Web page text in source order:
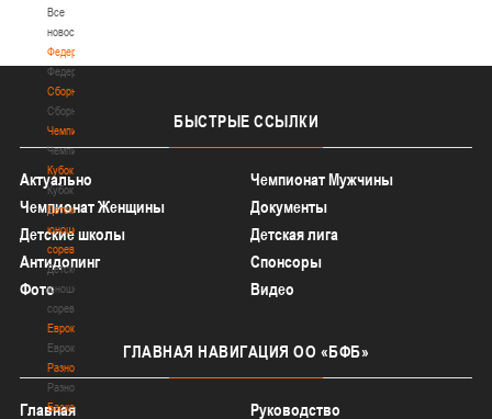
Все
новости
Федерация
Федерация
Сборные
Сборные
Чемпионат
Чемпионат
Кубок
Кубок
Детско-
юношеские
соревнования
Детско-
юношеские
соревнования
Еврокубки
Еврокубки
Разное
Разное
Баскетбол
БЫСТРЫЕ ССЫЛКИ
Актуально
Чемпионат Мужчины
Чемпионат Женщины
Документы
Детские школы
Детская лига
Антидопинг
Спонсоры
Фото
Видео
ГЛАВНАЯ НАВИГАЦИЯ ОО «БФБ»
Главная
Руководство